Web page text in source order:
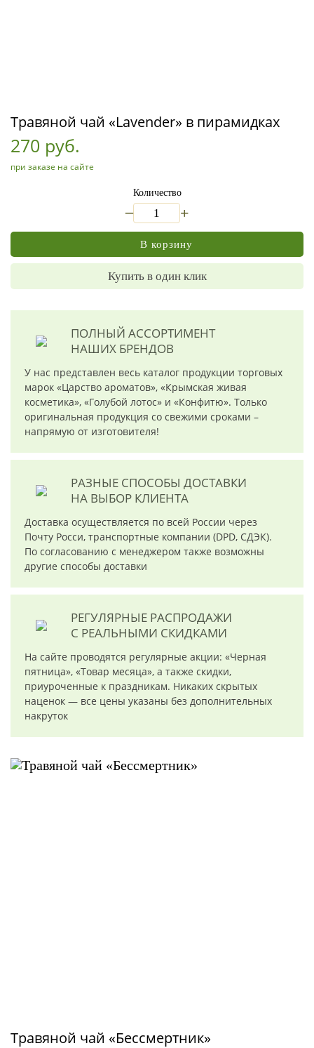
Травяной чай «Lavender» в пирамидках
270 руб.
при заказе на сайте
Количество
+
В корзину
Купить в один клик
ПОЛНЫЙ АССОРТИМЕНТ
НАШИХ БРЕНДОВ
У нас представлен весь каталог продукции торговых
марок «Царство ароматов», «Крымская живая
косметика», «Голубой лотос» и «Конфитю». Только
оригинальная продукция со свежими сроками –
напрямую от изготовителя!
РАЗНЫЕ СПОСОБЫ ДОСТАВКИ
НА ВЫБОР КЛИЕНТА
Доставка осуществляется по всей России через
Почту Росси, транспортные компании (DPD, СДЭК).
По согласованию с менеджером также возможны
другие способы доставки
РЕГУЛЯРНЫЕ РАСПРОДАЖИ
С РЕАЛЬНЫМИ СКИДКАМИ
На сайте проводятся регулярные акции: «Черная
пятница», «Товар месяца», а также скидки,
приуроченные к праздникам. Никаких скрытых
наценок — все цены указаны без дополнительных
накруток
Травяной чай «Бессмертник»